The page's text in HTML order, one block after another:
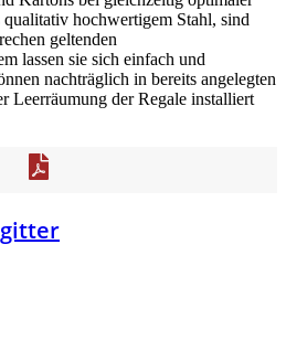
hochwertigem Stahl, sind
geltenden
lassen sie sich einfach und
nachträglich in bereits angelegten
Leerräumung der Regale installiert